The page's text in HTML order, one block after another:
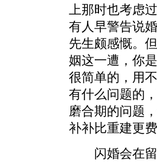
上那时也考虑
有人早警告说
先生颇感慨。
姻这一遭，你
很简单的，用
有什么问题的
磨合期的问题
补补比重建更
闪婚会在留